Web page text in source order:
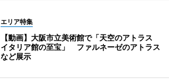
エリア特集
【動画】大阪市立美術館で「天空のアトラス
イタリア館の至宝」 ファルネーゼのアトラス
など展示